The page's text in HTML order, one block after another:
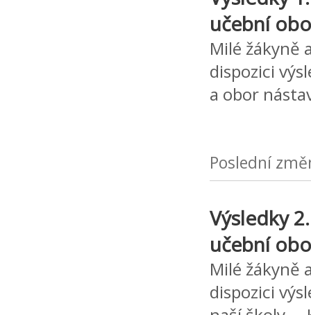
učební
Milé žákyně
dispozici
a obor
Poslední
Výsledky
učební
Milé žákyně
dispozici